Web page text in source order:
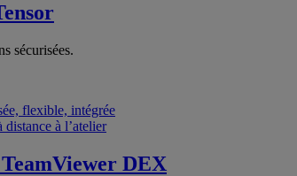
sécurisées.
flexible, intégrée
distance à l’atelier
TeamViewer DEX